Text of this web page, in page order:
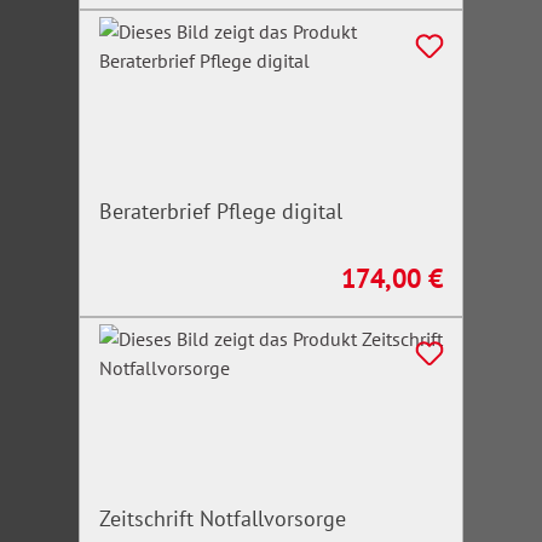
Beraterbrief Pflege digital
Regulärer Preis:
174,00 €
Zeitschrift Notfallvorsorge